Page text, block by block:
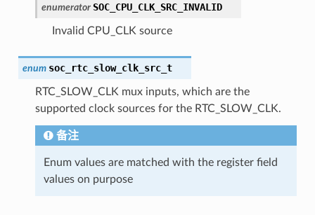
enumerator SOC_CPU_CLK_SRC_INVALID
Invalid CPU_CLK source
enum soc_rtc_slow_clk_src_t
RTC_SLOW_CLK mux inputs, which are the
supported clock sources for the RTC_SLOW_CLK.
备注
Enum values are matched with the register field
values on purpose